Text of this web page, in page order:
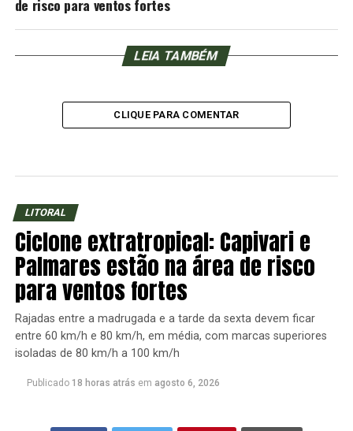
de risco para ventos fortes
LEIA TAMBÉM
CLIQUE PARA COMENTAR
LITORAL
Ciclone extratropical: Capivari e
Palmares estão na área de risco
para ventos fortes
Rajadas entre a madrugada e a tarde da sexta devem ficar
entre 60 km/h e 80 km/h, em média, com marcas superiores
isoladas de 80 km/h a 100 km/h
Publicado 18 horas atrás em agosto 6, 2026